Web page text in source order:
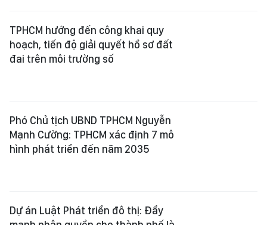
TPHCM hướng đến công khai quy
hoạch, tiến độ giải quyết hồ sơ đất
đai trên môi trường số
Phó Chủ tịch UBND TPHCM Nguyễn
Mạnh Cường: TPHCM xác định 7 mô
hình phát triển đến năm 2035
Dự án Luật Phát triển đô thị: Đẩy